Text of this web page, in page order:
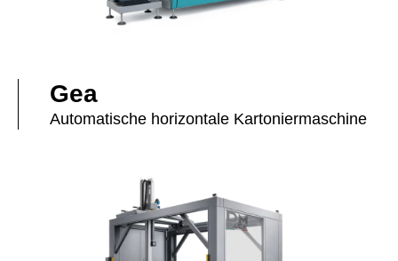
Gea
Automatische horizontale Kartoniermaschine